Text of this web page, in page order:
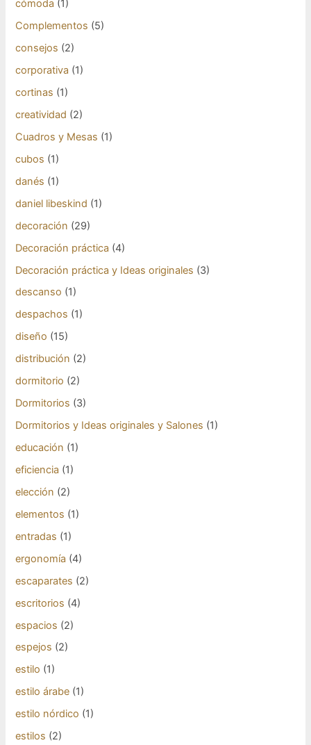
cómoda (1)
Complementos (5)
consejos (2)
corporativa (1)
cortinas (1)
creatividad (2)
Cuadros y Mesas (1)
cubos (1)
danés (1)
daniel libeskind (1)
decoración (29)
Decoración práctica (4)
Decoración práctica y Ideas originales (3)
descanso (1)
despachos (1)
diseño (15)
distribución (2)
dormitorio (2)
Dormitorios (3)
Dormitorios y Ideas originales y Salones (1)
educación (1)
eficiencia (1)
elección (2)
elementos (1)
entradas (1)
ergonomía (4)
escaparates (2)
escritorios (4)
espacios (2)
espejos (2)
estilo (1)
estilo árabe (1)
estilo nórdico (1)
estilos (2)